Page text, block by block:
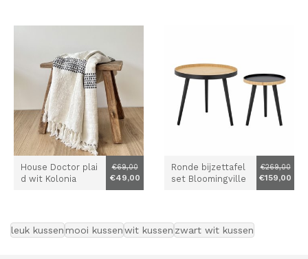
House Doctor plai
d wit Kolonia
€69,00
€49,00
Ronde bijzettafel
set Bloomingville
€269,00
€159,00
leuk kussen mooi kussenwit kussen zwart wit kussen